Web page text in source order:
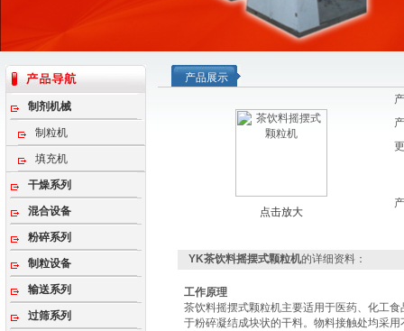
制剂机械
制粒机
填充机
干燥系列
混合设备
粉碎系列
制粒设备
输送系列
过筛系列
产品展示
点击放大
YK茶饮料摇摆式颗粒机的详细资料：
工作原理
茶饮料摇摆式颗粒机主要适用于医药、化工
于粉碎凝结成块状的干料。物料接触处均采